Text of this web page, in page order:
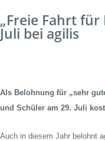
„Freie Fahrt für
Juli bei agilis
Als Belohnung für „sehr
und Schüler am 29. Juli
Auch in diesem Jahr belohnt